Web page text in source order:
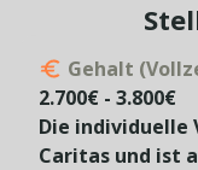
Gehalt
2.700€ - 3.800€
Die individuelle
Caritas und ist